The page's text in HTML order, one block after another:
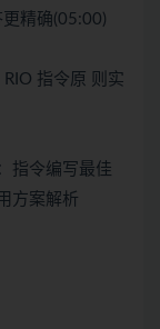
精确(05:00)
指令原 则实
指令编写最佳
方案解析